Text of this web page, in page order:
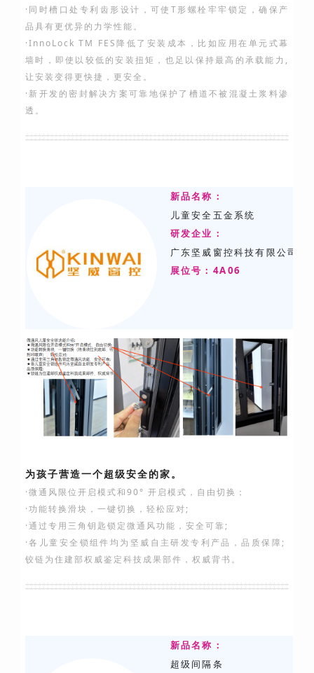
·同时槽口处专利齿形设计，可使T形螺栓牢牢锁定，确保产
品具有更优异的力学性能。
·InnoLock TM FES降低了安装成本，比如应用在单元式幕
墙时，即使以较低的安装扭矩，也足以保持最高的承载能力,
让安装变得更快捷，更安全。
·新开发的密封解决方案可靠地保护了槽道不被混凝土浆料渗
透。
新品名称：
儿童安全五金系统
研发企业：
广东坚威窗控科技有限公司
展位号：4A06
为孩子营造一个超级安全的家。
·微通风限位开启模式和90° 开启模式，自由切换；
·功能转换滑块，一键切换，轻松应对;
·通过专用三角钥匙锁定微通风功能，安全可靠;
·各儿童安全锁组件均为坚威自主研发专利产品，品质保障;
铰链为住建部权威鉴定科技成果部件，权威背书。
新品名称：
超级间隔条